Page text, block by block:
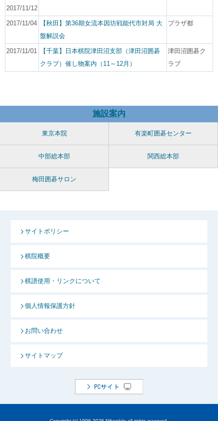
2017/11/12
2017/11/04
【秋田】第36期女流本因坊戦能代市対局 大
盤解説会
プラザ都
2017/11/01
【千葉】日本棋院津田沼支部（津田沼囲碁
クラブ）催し物案内（11～12月）
津田沼囲碁ク
ラブ
施設案内
東京本院 有楽町囲碁センター
中部総本部 関西総本部
梅田囲碁サロン
サイトポリシー
棋院概要
棋譜使用・リンクについて
個人情報保護方針
お問い合わせ
サイトマップ